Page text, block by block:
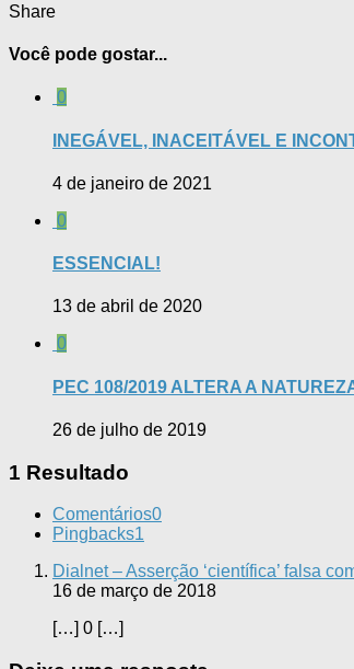
Share
Você pode gostar...
0
INEGÁVEL, INACEITÁVEL E
4 de janeiro de 2021
0
ESSENCIAL!
13 de abril de 2020
0
PEC 108/2019 ALTERA A
26 de julho de 2019
1 Resultado
Comentários0
Pingbacks1
Dialnet – Asserção ‘científica’ falsa
16 de março de 2018
[…] 0 […]